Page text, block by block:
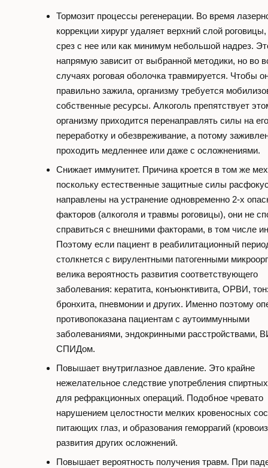
Тормозит процессы регенерации. Во время
коррекции хирург удаляет верхний слой
срез с нее или как минимум небольшой надрез.
напрямую зависит от выбранной методики, но во
случаях роговая оболочка травмируется. Чтобы
правильно зажила, организму требуется
собственные ресурсы. Алкоголь препятствует
организму приходится перенаправлять силы на его
переработку и обезвреживание, а потому
проходить медленнее или даже с осложнениями.
Снижает иммунитет. Причина кроется в том же
поскольку естественные защитные силы
направлены на устранение одновременно 2-х
факторов (алкоголя и травмы роговицы), они не
справиться с внешними факторами, в том числе
Поэтому если пациент в реабилитационный
столкнется с вирулентными патогенными
велика вероятность развития соответствующего
заболевания: кератита, конъюнктивита, ОРВИ,
бронхита, пневмонии и других. Именно поэтому
противопоказана пациентам с аутоиммунными
заболеваниями, эндокринными расстройствами,
СПИДом.
Повышает внутриглазное давление. Это крайне
нежелательное следствие употребления
для рефракционных операций. Подобное чревато
нарушением целостности мелких кровеносных
питающих глаз, и образования геморрагий
развития других осложнений.
Повышает вероятность получения травм. При